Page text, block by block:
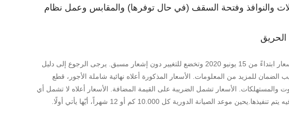
والنوافذ وفتحة السقف (في حال توفرها) والمقابس وعمل نظام
*تسري الأسعار ابتداءً من 15 يونيو 2020 وتخضع للتغيير دون إشعار مسبق. يرجى الرجوع إلى دليل
الضمان للمزيد من المعلومات. الأسعار المذكورة أعلاه نهائية شاملة الأجور، قطع
والمستهلكات. الأسعار تشمل الضريبة على القيمة المضافة. الأسعار أعلاه لا تشمل أي
موعد الصيانة الدورية كل 10.000 كم أو 12 شهراً، أيّها يأتي أولًا.